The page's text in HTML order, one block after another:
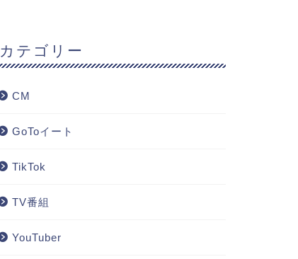
カテゴリー
CM
GoToイート
TikTok
TV番組
YouTuber